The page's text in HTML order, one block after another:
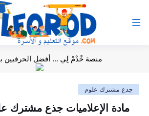
منصة خْدْمْ لِي ... أفضل الحرفيين
جذع مشترك علوم
مادة الإعلاميات جذع مشترك